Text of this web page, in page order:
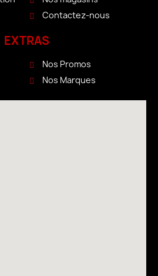
Contactez-nous
EXTRAS
Nos Promos
Nos Marques